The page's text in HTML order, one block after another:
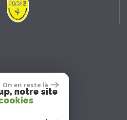
propriétaires
On en reste là
notre site